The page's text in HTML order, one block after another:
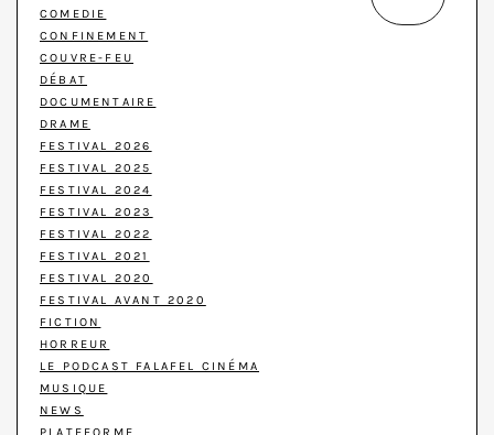
COMEDIE
CONFINEMENT
COUVRE-FEU
DÉBAT
DOCUMENTAIRE
DRAME
FESTIVAL 2026
FESTIVAL 2025
FESTIVAL 2024
FESTIVAL 2023
FESTIVAL 2022
FESTIVAL 2021
FESTIVAL 2020
FESTIVAL AVANT 2020
FICTION
HORREUR
LE PODCAST FALAFEL CINÉMA
MUSIQUE
NEWS
PLATEFORME